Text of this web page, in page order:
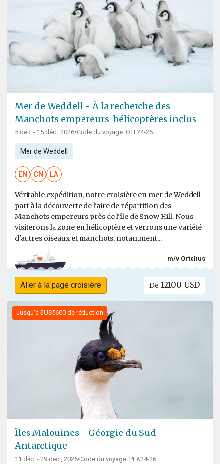
Mer de Weddell - À la recherche des
Manchots empereurs, hélicoptères inclus
5 déc. - 15 déc., 2026•Code du voyage: OTL24-26
Mer de Weddell
EN CN LA
Véritable expédition, notre croisière en mer de Weddell
part à la découverte de l'aire de répartition des
Manchots empereurs près de l'île de Snow Hill. Nous
visiterons la zone en hélicoptère et verrons une variété
d'autres oiseaux et manchots, notamment...
m/v Ortelius
Aller à la page croisière De 12100 USD
Jusqu'à $US5600 de réduction
Îles Malouines - Géorgie du Sud -
Antarctique
11 déc. - 29 déc., 2026•Code du voyage: PLA24-26